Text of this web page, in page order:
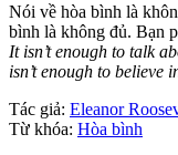
Nói về hòa bình là
bình là không đủ. Bạn
It isn’t enough to talk
isn’t enough to believe
Tác giả: Eleanor
Từ khóa: Hòa bình